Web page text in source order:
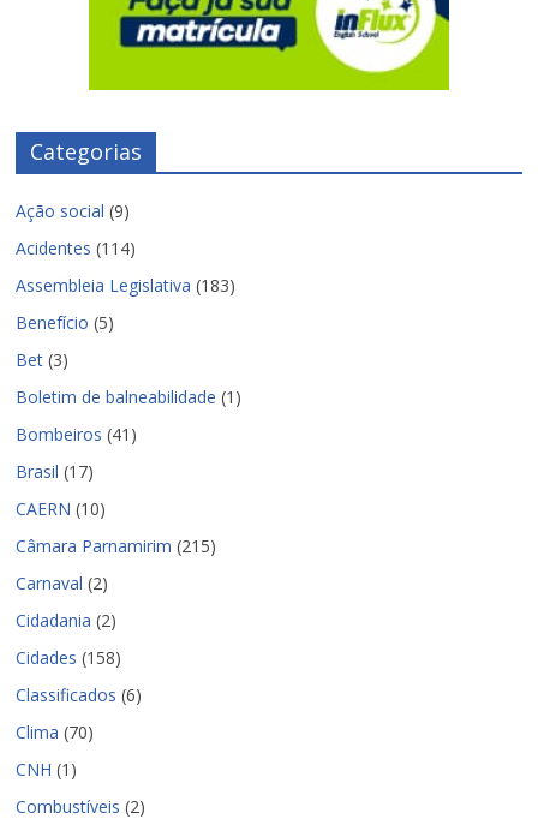
Categorias
Ação social (9)
Acidentes (114)
Assembleia Legislativa (183)
Benefício (5)
Bet (3)
Boletim de balneabilidade (1)
Bombeiros (41)
Brasil (17)
CAERN (10)
Câmara Parnamirim (215)
Carnaval (2)
Cidadania (2)
Cidades (158)
Classificados (6)
Clima (70)
CNH (1)
Combustíveis (2)